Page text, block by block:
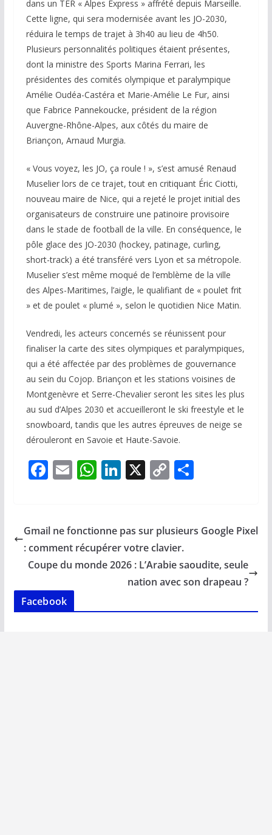
dans un TER « Alpes Express » affrété depuis Marseille.
Cette ligne, qui sera modernisée avant les JO-2030,
réduira le temps de trajet à 3h40 au lieu de 4h50.
Plusieurs personnalités politiques étaient présentes,
dont la ministre des Sports Marina Ferrari, les
présidentes des comités olympique et paralympique
Amélie Oudéa-Castéra et Marie-Amélie Le Fur, ainsi
que Fabrice Pannekoucke, président de la région
Auvergne-Rhône-Alpes, aux côtés du maire de
Briançon, Arnaud Murgia.
« Vous voyez, les JO, ça roule ! », s’est amusé Renaud
Muselier lors de ce trajet, tout en critiquant Éric Ciotti,
nouveau maire de Nice, qui a rejeté le projet initial des
organisateurs de construire une patinoire provisoire
dans le stade de football de la ville. En conséquence, le
pôle glace des JO-2030 (hockey, patinage, curling,
short-track) a été transféré vers Lyon et sa métropole.
Muselier s’est même moqué de l’emblème de la ville
des Alpes-Maritimes, l’aigle, le qualifiant de « poulet frit
» et de poulet « plumé », selon le quotidien Nice Matin.
Vendredi, les acteurs concernés se réunissent pour
finaliser la carte des sites olympiques et paralympiques,
qui a été affectée par des problèmes de gouvernance
au sein du Cojop. Briançon et les stations voisines de
Montgenèvre et Serre-Chevalier seront les sites les plus
au sud d’Alpes 2030 et accueilleront le ski freestyle et le
snowboard, tandis que les autres épreuves de neige se
dérouleront en Savoie et Haute-Savoie.
F
b
o
o
k
E
l
W
s
A
p
Li
e
dI
n
X C
y
Li
n
k
P
g
Gmail ne fonctionne pas sur plusieurs Google Pixel
: comment récupérer votre clavier.
Coupe du monde 2026 : L’Arabie saoudite, seule
nation avec son drapeau ?
Facebook